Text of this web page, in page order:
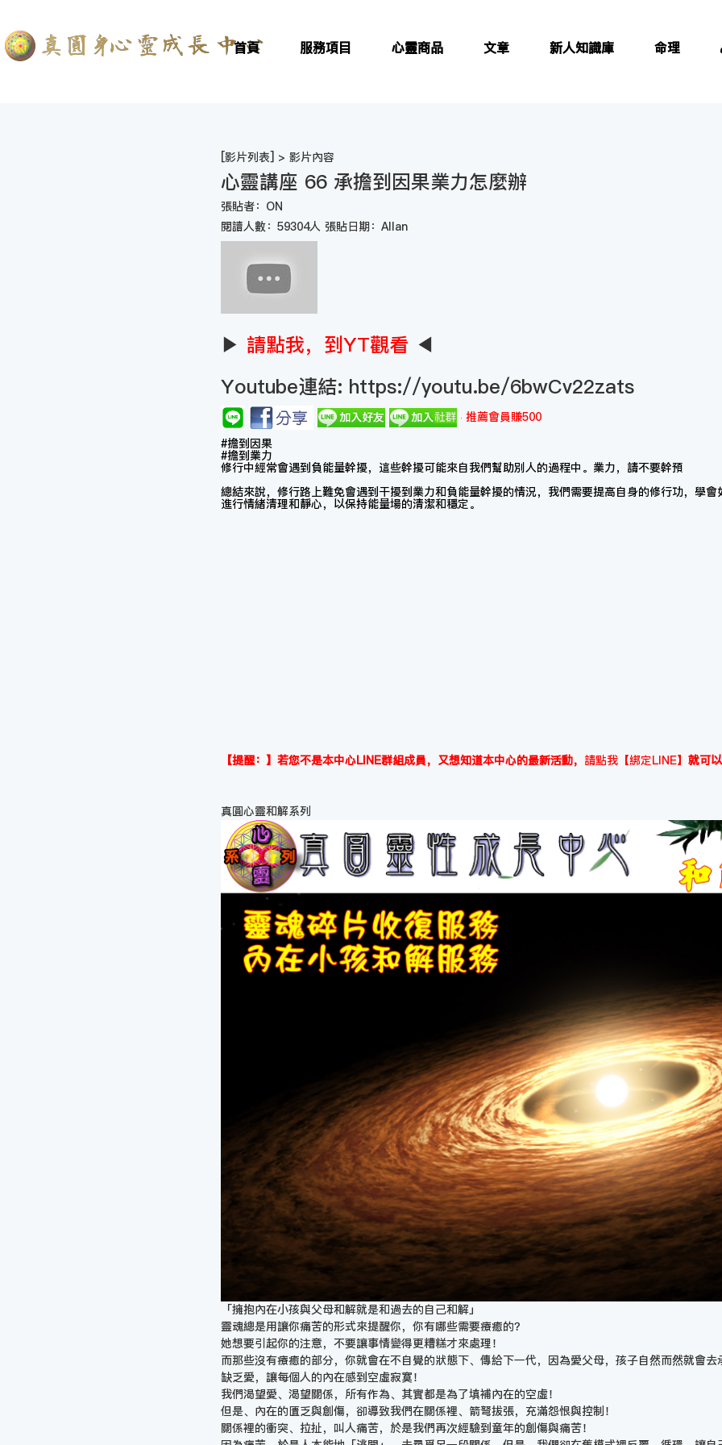
首頁 服務項目 心靈商品 文章 新人知識庫 命理
[影片列表] > 影片內容
心靈講座 66 承擔到因果業力怎麼辦
張貼者：ON
閱讀人數：59304人 張貼日期：Allan
▶ 請點我，到YT觀看 ◀
Youtube連結: https://youtu.be/6bwCv22zats
推薦會員賺500
#擔到因果
#擔到業力
修行中經常會遇到負能量幹擾，這些幹擾可能來自我們幫助別人的過程中。業力，請不要幹預
總結來說，修行路上難免會遇到干擾到業力和負能量幹擾的情況，我們需要提高自身的修行功，學
進行情緒清理和靜心，以保持能量場的清潔和穩定。
【提醒：】若您不是本中心LINE群組成員，又想知道本中心的最新活動， 請點我【綁定LINE】 就可
真圓心靈和解系列
「擁抱內在小孩與父母和解就是和過去的自己和解」
靈魂總是用讓你痛苦的形式來提醒你，你有哪些需要療癒的？
她想要引起你的注意，不要讓事情變得更糟糕才來處理！
而那些沒有療癒的部分，你就會在不自覺的狀態下、傳給下一代，因為愛父母，孩子自然而然就會去
缺乏愛，讓每個人的內在感到空虛寂寞！
我們渴望愛、渴望關係，所有作為、其實都是為了填補內在的空虛！
但是、內在的匱乏與創傷，卻導致我們在關係裡、箭弩拔張，充滿怨恨與控制！
關係裡的衝突、拉扯，叫人痛苦，於是我們再次經驗到童年的創傷與痛苦！